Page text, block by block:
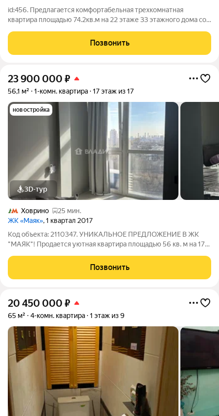
id:456. Предлагается комфортабельная трехкомнатная
квартира площадью 74.2кв.м на 22 этаже 33 этажного дома со
Продуманная планировка: Кухня-гостиная, разнесенные
спальни, два санузла, просторный холл.
Позвонить
23 900 000 ₽
56,1 м² 1-комн. квартира 17 этаж из 17
новостройка
3D-тур
Ховрино
25 мин.
ЖК «Маяк», 1 квартал 2017
Код объекта: 2110347. УНИКАЛЬНОЕ ПРЕДЛОЖЕНИЕ В ЖК
"МАЯК"! Продается уютная квартира площадью 56 кв. м на 17-
Кудрявцева,14. Дом 2017 года постройки, индивидуальный
проект, окна выходят реку. Закрытая,
Позвонить
20 450 000 ₽
65 м² 4-комн. квартира 1 этаж из 9